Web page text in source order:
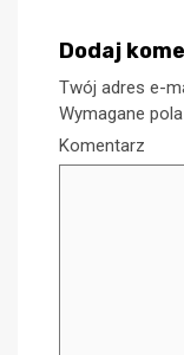
Dodaj
Twój adres e-
Wymagane
Komentarz